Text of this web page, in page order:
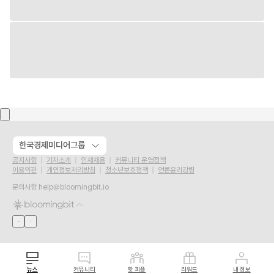
한국경제미디어그룹
공지사항 기자소개 인재채용
커뮤니티 운영정책
이용약관
개인정보처리방침 청소년보호정책
언론윤리강령
문의사항 help@bloomingbit.io
뉴스 커뮤니티 핫 피플 리워드 내 정보